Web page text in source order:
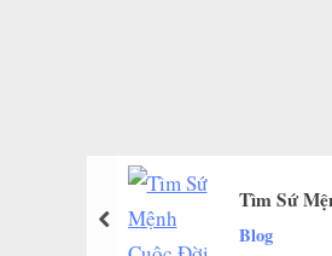
Tìm Sứ
Blog
prev